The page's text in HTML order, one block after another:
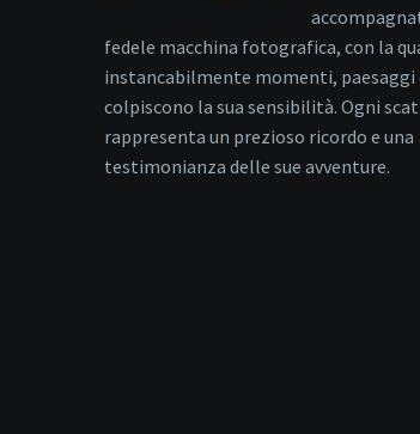
fedele macchina fotografica, con la
instancabilmente momenti, paesaggi
colpiscono la sua sensibilità. Ogni
rappresenta un prezioso ricordo e una
testimonianza delle sue avventure.